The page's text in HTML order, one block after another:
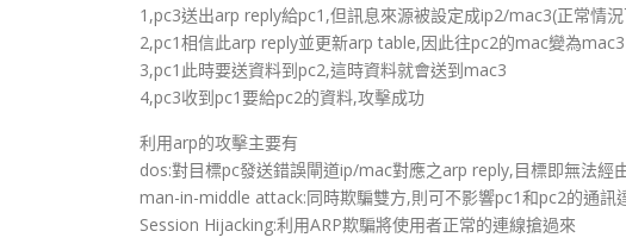
1,pc3送出arp reply給pc1,但訊息來源被設定成ip2/mac3(正常情
2,pc1相信此arp reply並更新arp table,因此往pc2的mac變為mac3
3,pc1此時要送資料到pc2,這時資料就會送到mac3
4,pc3收到pc1要給pc2的資料,攻擊成功
利用arp的攻擊主要有
dos:對目標pc發送錯誤閘道ip/mac對應之arp reply,目標即無法
man-in-middle attack:同時欺騙雙方,則可不影響pc1和pc2的通訊
Session Hijacking:利用ARP欺騙將使用者正常的連線搶過來